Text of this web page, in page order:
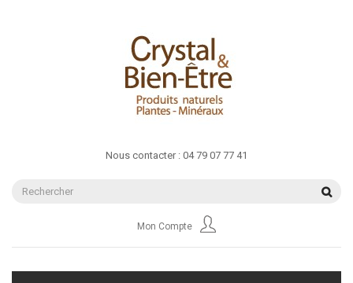
Nous contacter : 04 79 07 77 41
Mon Compte